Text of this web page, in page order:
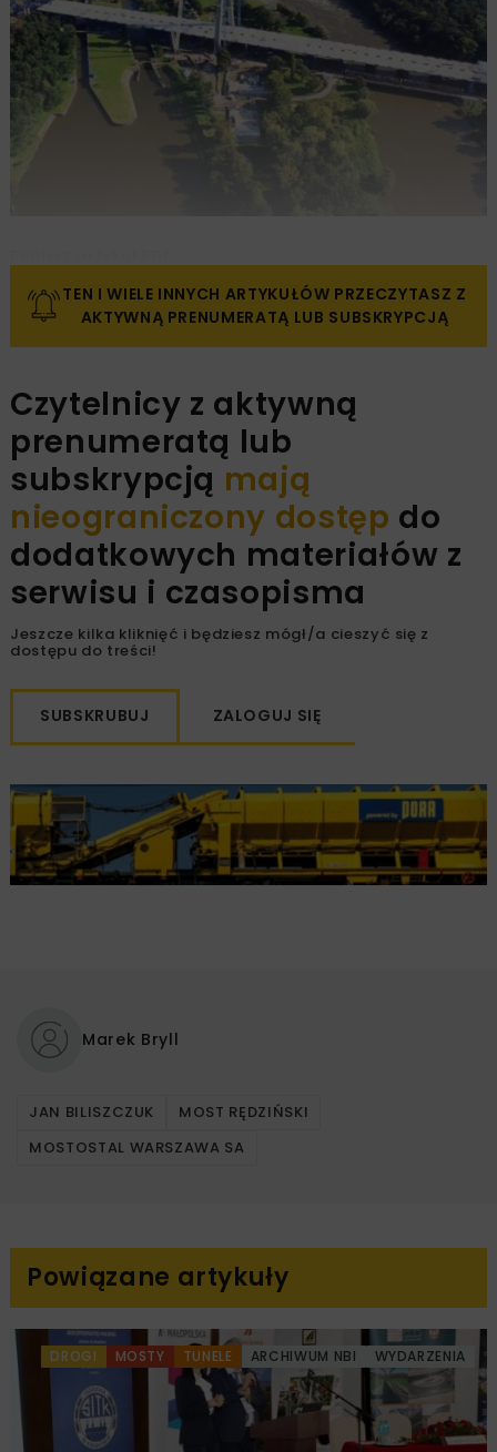
TEN I WIELE INNYCH ARTYKUŁÓW PRZECZYTASZ Z
AKTYWNĄ PRENUMERATĄ LUB SUBSKRYPCJĄ
Czytelnicy z aktywną
prenumeratą lub
subskrypcją mają
nieograniczony dostęp do
dodatkowych materiałów z
serwisu i czasopisma
Jeszcze kilka kliknięć i będziesz mógł/a cieszyć się z
dostępu do treści!
SUBSKRUBUJ ZALOGUJ SIĘ
Marek Bryll
JAN BILISZCZUK
MOST RĘDZIŃSKI
MOSTOSTAL WARSZAWA SA
Powiązane artykuły
DROGI MOSTY TUNELE ARCHIWUM NBI WYDARZENIA